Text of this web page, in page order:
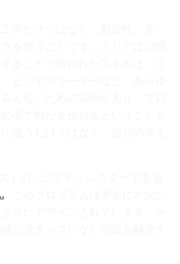
学だけではなく、創造性、革
を培うことです」とリアは説明
ることで培われたスキルは、エ
ビジネスリーダーなど、あらゆ
んなのための場所があり、プロ
手で何かを作れるということを
従うだけではなく、自分の考え
のシニアディレクターである
このプログラムは学生に2つの
うにデザインされています。そ
に決まっていない問題を解決す